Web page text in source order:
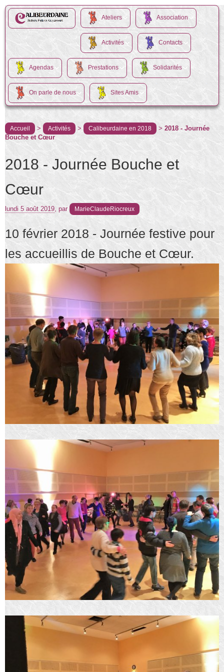
Ateliers Association
Activités Contacts
Agendas Prestations Solidarités
On parle de nous Sites Amis
Accueil > Activités > Calibeurdaine en 2018 > 2018 - Journée
Bouche et Cœur
2018 - Journée Bouche et
Cœur
lundi 5 août 2019, par MarieClaudeRiocreux
10 février 2018 - Journée festive pour
les accueillis de Bouche et Cœur.